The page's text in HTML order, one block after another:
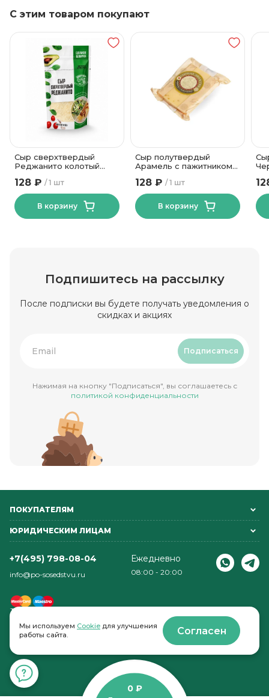
С этим товаром покупают
Сыр сверхтвердый
Реджанито колотый
Дары 50гр
1 шт
128 ₽
В корзину
Сыр полутвердый
Арамель с пажитником
Династия 180 гр
1 шт
128 ₽
В корзину
Подпишитесь на рассылку
После подписки вы будете получать уведомления о
скидках и акциях
Подписаться
Нажимая на кнопку "Подписаться", вы соглашаетесь с
политикой конфиденциальности
ПОКУПАТЕЛЯМ
ЮРИДИЧЕСКИМ ЛИЦАМ
+7(495) 798-08-04
info@po-sosedstvu.ru
Ежедневно
08:00 - 20:00
© 2022-2026 . По соседству
0 ₽
Мы используем Cookie для улучшения
работы сайта.
Согласен